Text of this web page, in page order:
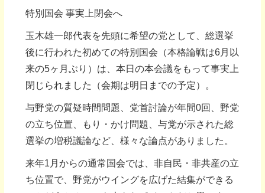
特別国会 事実上閉会へ
玉木雄一郎代表を先頭に希望の党として、総選挙
後に行われた初めての特別国会（本格論戦は6月以
来の5ヶ月ぶり）は、本日の本会議をもって事実上
閉じられました（会期は明日までの予定）。
与野党の質疑時間問題、党首討論が年間0回、野党
の立ち位置、もり・かけ問題、与党が示された総
選挙の増税議論など、様々な論点がありました。
来年1月からの通常国会では、非自民・非共産の立
ち位置で、野党がウイングを広げた結集ができる